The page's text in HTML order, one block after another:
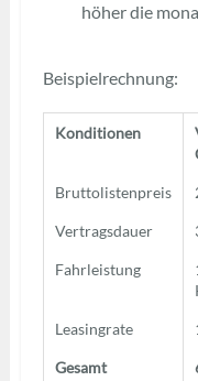
höher die
Beispielrechnung:
Konditionen
Bruttolistenpreis
Vertragsdauer
Fahrleistung
Leasingrate
Gesamt